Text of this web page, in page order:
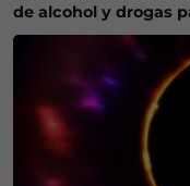
de alcohol y drogas